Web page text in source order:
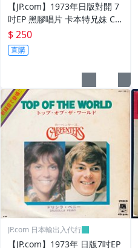
【JP.com】1973年日版對開 7
吋EP 黑膠唱片 卡本特兄妹 Ca
rpenters – Sing
$ 250
直購
JP.com 日本輸出入代行
【JP.com】1973年 日版7吋EP